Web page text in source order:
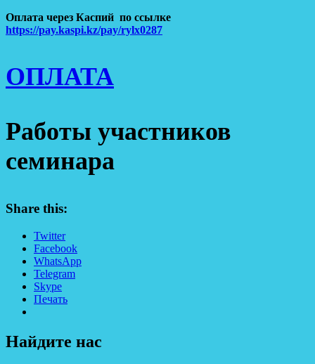
Оплата через Каспий по ссылке
https://pay.kaspi.kz/pay/rylx0287
ОПЛАТА
Работы участников
семинара
Share this:
Twitter
Facebook
WhatsApp
Telegram
Skype
Печать
Найдите нас